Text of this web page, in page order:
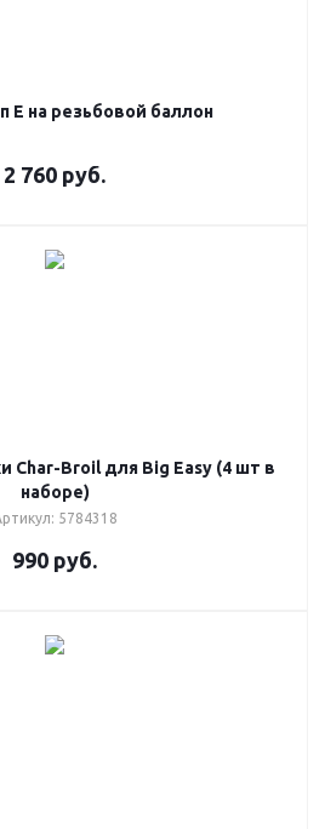
Е на резьбовой баллон
2 760 руб.
Char-Broil для Big Easy (4 шт в
наборе)
5784318
990 руб.